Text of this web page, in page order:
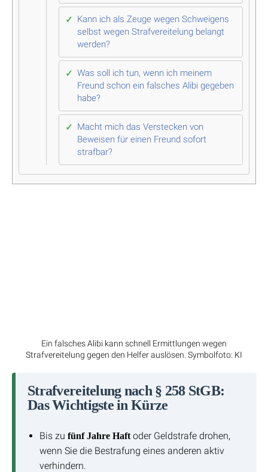
Kann ich als Zeuge wegen Schweigens
selbst wegen Strafvereitelung belangt
werden?
Was soll ich tun, wenn ich meinem
Freund schon ein falsches Alibi gegeben
habe?
Macht mich das Verstecken von
Beweisen für einen Freund sofort
strafbar?
Ein falsches Alibi kann schnell Ermittlungen wegen
Strafvereitelung gegen den Helfer auslösen. Symbolfoto: KI
Strafvereitelung nach § 258 StGB:
Das Wichtigste in Kürze
Bis zu fünf Jahre Haftoder Geldstrafe drohen,
wenn Sie die Bestrafung eines anderen aktiv
verhindern.